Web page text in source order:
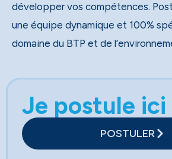
développer vos compétences.
une équipe dynamique et 100%
domaine du BTP et de
Je postule ici
POSTULER